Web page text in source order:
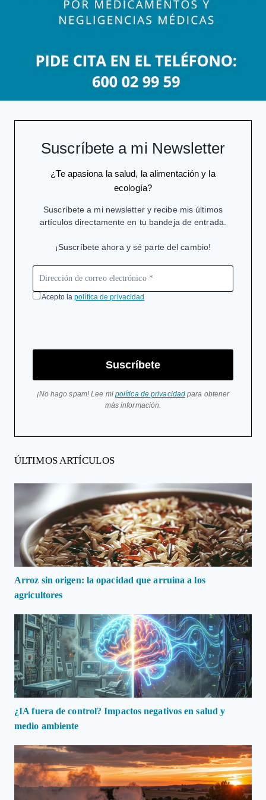
Suscríbete a mi Newsletter
¿Te apasiona la salud, la alimentación y la
ecología?
Suscríbete a mi newsletter y recibe mis últimos
artículos directamente en tu bandeja de entrada.
¡Suscríbete ahora y sé parte del cambio!
Acepto lapolítica de privacidad
Suscríbete
¡No hago spam! Lee mi política de privacidad para obtener
más información.
ÚLTIMOS ARTÍCULOS
Arroz sin origen: la opacidad que arruina a los
agricultores
¿IA fuera de control? Impactos negativos en salud y
medio ambiente